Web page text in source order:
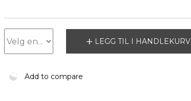
LEGG TIL I HANDLEKURV
Add to compare